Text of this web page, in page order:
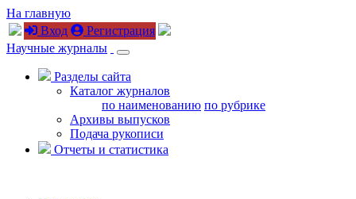
На главную
Вход
Регистрация
Научные журналы
Разделы сайта
Каталог журналов
по наименованию по рубрике
Архивы выпусков
Подача рукописи
Отчеты и статистика